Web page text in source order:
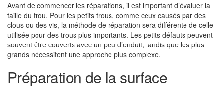
Avant de commencer les réparations, il est important d’évaluer la
taille du trou. Pour les petits trous, comme ceux causés par des
clous ou des vis, la méthode de réparation sera différente de celle
utilisée pour des trous plus importants. Les petits défauts peuvent
souvent être couverts avec un peu d’enduit, tandis que les plus
grands nécessitent une approche plus complexe.
Préparation de la surface